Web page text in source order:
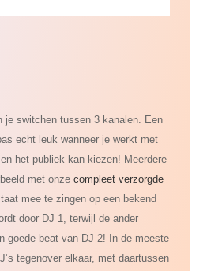
je switchen tussen 3 kanalen. Een
echt leuk wanneer je werkt met
het publiek kan kiezen! Meerdere
met onzecompleet verzorgde
mee te zingen op een bekend
door DJ 1, terwijl de ander
goede beat van DJ 2! In de meeste
tegenover elkaar, met daartussen